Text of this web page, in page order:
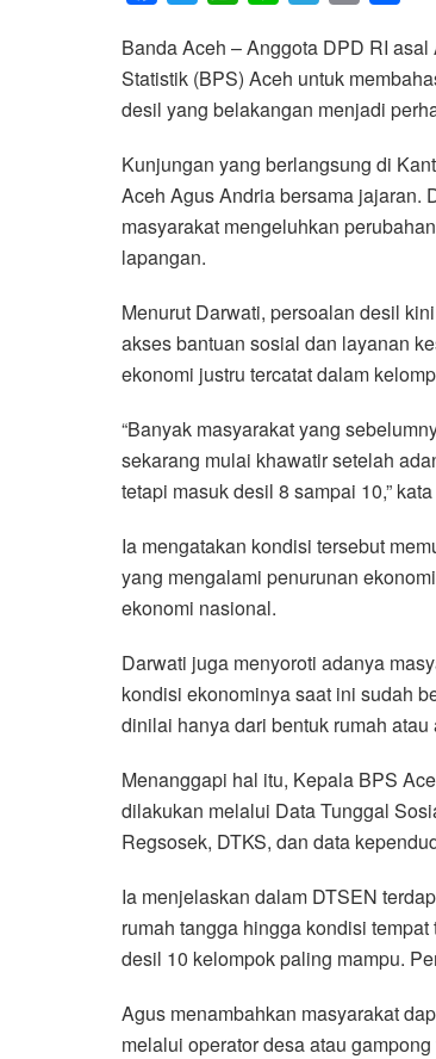
c
e
b
o
k
i
t
t
r
a
t
s
p
p
n
e
e
g
a
m
a
i
l
a
r
e
Banda Aceh – Anggota DPD RI
Statistik (BPS) Aceh untuk
desil yang belakangan menjadi
Kunjungan yang berlangsung di
Aceh Agus Andria bersama jajaran.
masyarakat mengeluhkan
lapangan.
Menurut Darwati, persoalan desil
akses bantuan sosial dan layanan
ekonomi justru tercatat dalam
“Banyak masyarakat yang
sekarang mulai khawatir setelah
tetapi masuk desil 8 sampai 10,”
Ia mengatakan kondisi tersebut
yang mengalami penurunan
ekonomi nasional.
Darwati juga menyoroti adanya
kondisi ekonominya saat ini sudah
dinilai hanya dari bentuk rumah
Menanggapi hal itu, Kepala BPS
dilakukan melalui Data Tunggal
Regsosek, DTKS, dan data
Ia menjelaskan dalam DTSEN
rumah tangga hingga kondisi
desil 10 kelompok paling mampu.
Agus menambahkan masyarakat
melalui operator desa atau